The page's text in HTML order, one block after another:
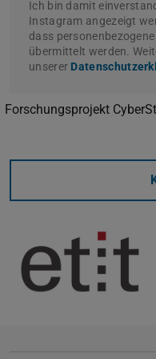
Ich bin damit
Instagram angezeigt
dass
übermittelt werden.
unserer
Forschungsprojekt